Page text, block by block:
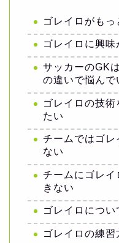
ゴレイロがも
ゴレイロに興
サッカーのGK
の違いで悩んで
ゴレイロの技
たい
チームではゴレ
ない
チームにゴレ
きない
ゴレイロにつ
ゴレイロの練